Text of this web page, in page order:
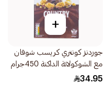
+
جوردنز كونتري كريسب شوفان
مع الشوكولاتة الداكنة 450جرام
34.95